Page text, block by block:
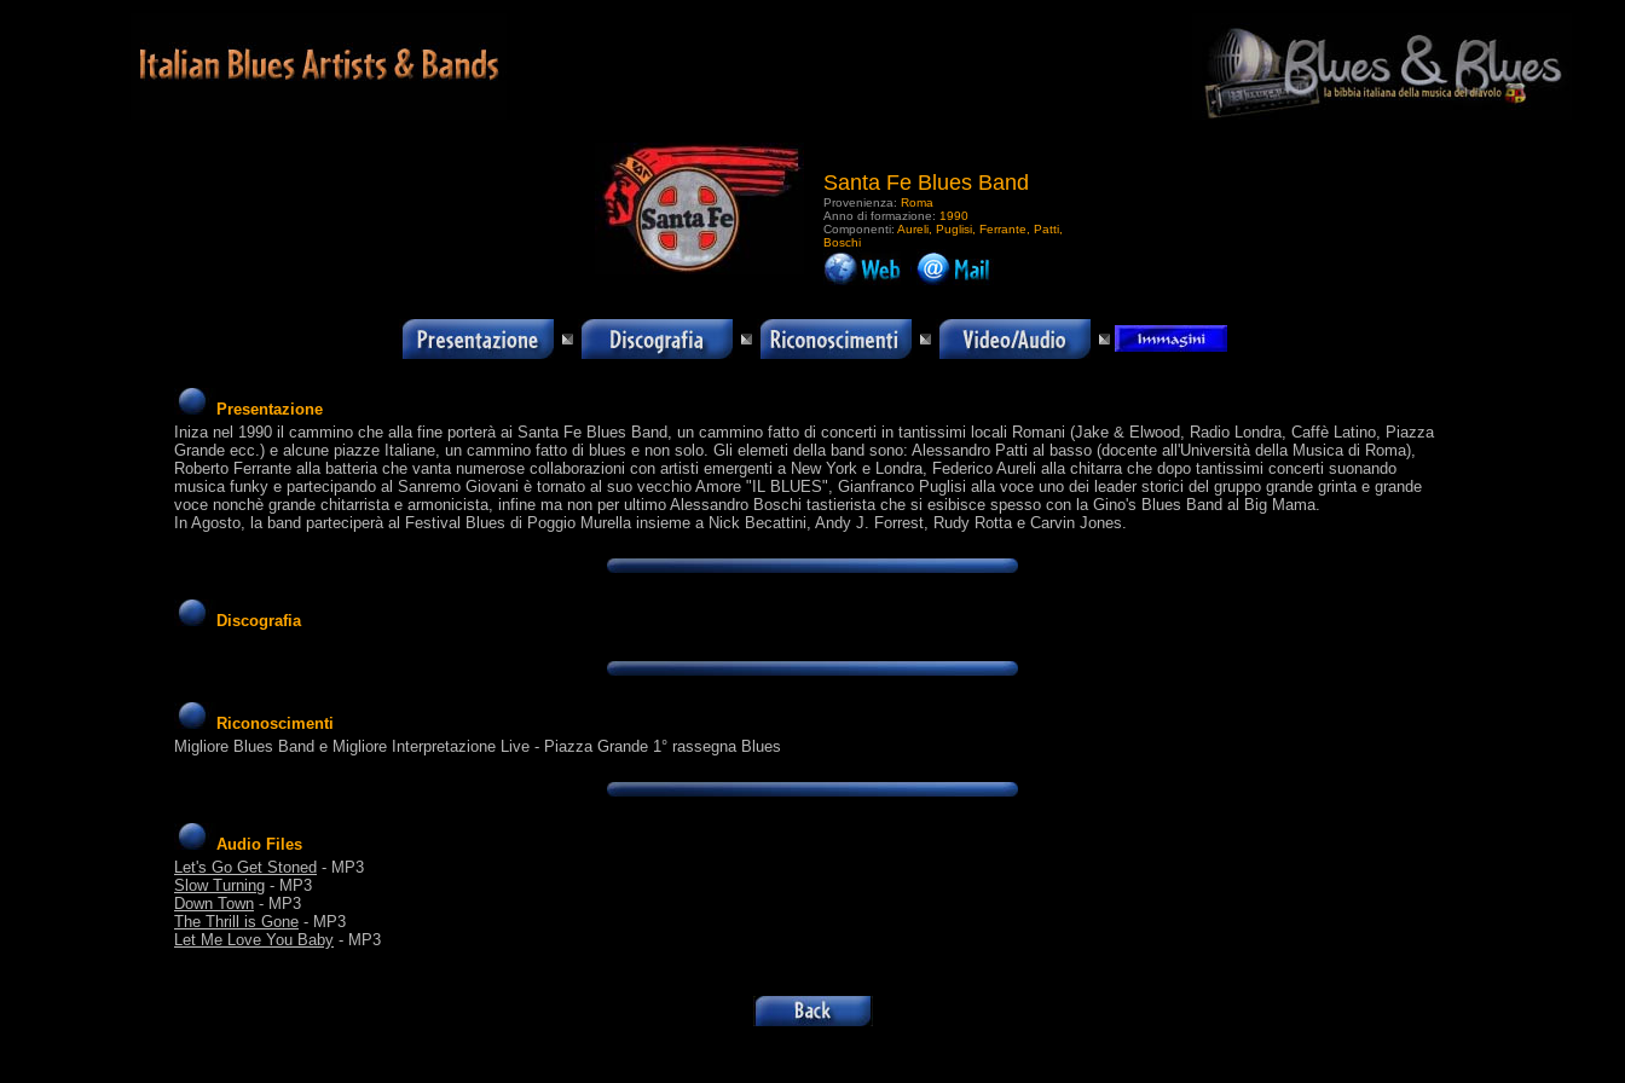
Santa Fe Blues Band
Provenienza: Roma
Anno di formazione: 1990
Componenti: Aureli, Puglisi, Ferrante, Patti,
Boschi
.
Presentazione
Iniza nel 1990 il cammino che alla fine porterà ai Santa Fe Blues Band, un cammino fatto di concerti in tantissimi locali Romani (Jake & Elwood, Radio Londra, Caffè Latino, Piazza
Grande ecc.) e alcune piazze Italiane, un cammino fatto di blues e non solo. Gli elemeti della band sono: Alessandro Patti al basso (docente all'Università della Musica di Roma),
Roberto Ferrante alla batteria che vanta numerose collaborazioni con artisti emergenti a New York e Londra, Federico Aureli alla chitarra che dopo tantissimi concerti suonando
musica funky e partecipando al Sanremo Giovani è tornato al suo vecchio Amore "IL BLUES", Gianfranco Puglisi alla voce uno dei leader storici del gruppo grande grinta e grande
voce nonchè grande chitarrista e armonicista, infine ma non per ultimo Alessandro Boschi tastierista che si esibisce spesso con la Gino's Blues Band al Big Mama.
In Agosto, la band parteciperà al Festival Blues di Poggio Murella insieme a Nick Becattini, Andy J. Forrest, Rudy Rotta e Carvin Jones.
Discografia
Riconoscimenti
Migliore Blues Band e Migliore Interpretazione Live - Piazza Grande 1° rassegna Blues
Audio Files
Let's Go Get Stoned - MP3
Slow Turning - MP3
Down Town - MP3
The Thrill is Gone - MP3
Let Me Love You Baby - MP3